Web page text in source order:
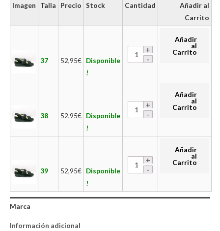
Imagen Talla Precio Stock Cantidad
Añadir al
Carrito
37 52,95€ Disponible
!
Añadir
al
Carrito
38 52,95€ Disponible
!
Añadir
al
Carrito
39 52,95€ Disponible
!
Añadir
al
Carrito
Marca
Información adicional